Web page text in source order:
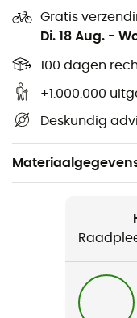
Gratis
Di. 18 Aug. -
100 dagen
+1.000.000
Deskundig
Wandelen /
Heren / Dames